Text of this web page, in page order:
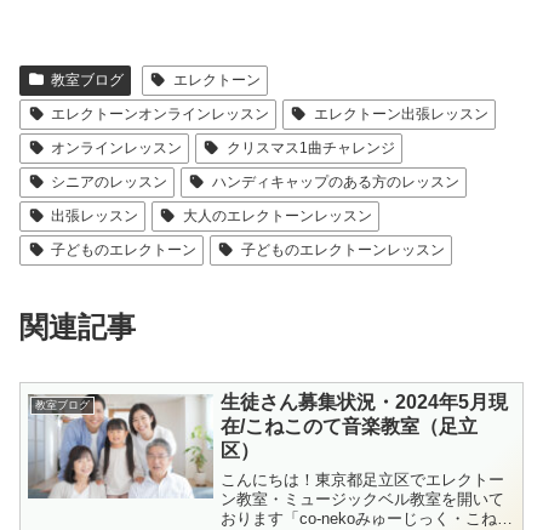
教室ブログ
エレクトーン
エレクトーンオンラインレッスン
エレクトーン出張レッスン
オンラインレッスン
クリスマス1曲チャレンジ
シニアのレッスン
ハンディキャップのある方のレッスン
出張レッスン
大人のエレクトーンレッスン
子どものエレクトーン
子どものエレクトーンレッスン
関連記事
教室ブログ
生徒さん募集状況・2024年5月現
在/こねこのて音楽教室（足立
区）
こんにちは！東京都足立区でエレクトー
ン教室・ミュージックベル教室を開いて
おります「co-nekoみゅーじっく・こねこ